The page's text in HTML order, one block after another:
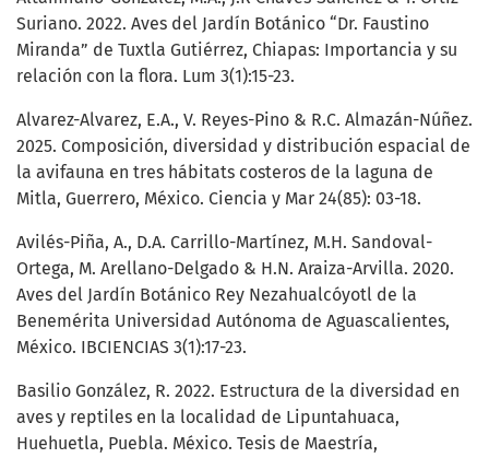
Suriano. 2022. Aves del Jardín Botánico “Dr. Faustino
Miranda” de Tuxtla Gutiérrez, Chiapas: Importancia y su
relación con la flora. Lum 3(1):15-23.
Alvarez-Alvarez, E.A., V. Reyes-Pino & R.C. Almazán-Núñez.
2025. Composición, diversidad y distribución espacial de
la avifauna en tres hábitats costeros de la laguna de
Mitla, Guerrero, México. Ciencia y Mar 24(85): 03-18.
Avilés-Piña, A., D.A. Carrillo-Martínez, M.H. Sandoval-
Ortega, M. Arellano-Delgado & H.N. Araiza-Arvilla. 2020.
Aves del Jardín Botánico Rey Nezahualcóyotl de la
Benemérita Universidad Autónoma de Aguascalientes,
México. IBCIENCIAS 3(1):17-23.
Basilio González, R. 2022. Estructura de la diversidad en
aves y reptiles en la localidad de Lipuntahuaca,
Huehuetla, Puebla. México. Tesis de Maestría,